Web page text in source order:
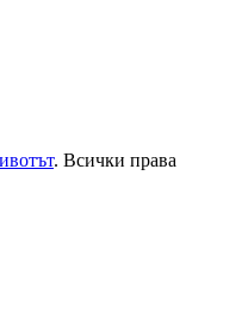
. Всички права